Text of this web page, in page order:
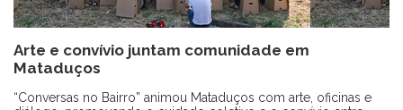
Arte e convívio juntam comunidade em
Mataduços
“Conversas no Bairro” animou Mataduços com arte, oficinas e